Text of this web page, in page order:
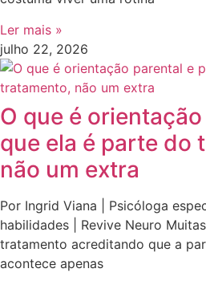
Ler mais »
julho 22, 2026
O que é
que ela é parte do
não um extra
Por Ingrid Viana | Psicóloga
habilidades | Revive Neuro
tratamento acreditando que a
acontece apenas